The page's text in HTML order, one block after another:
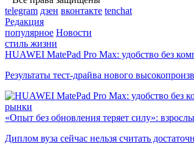
telegram дзен вконтакте tenchat
Редакция
популярное Новости
стиль жизни
HUAWEI MatePad Pro Max: удобство без
Результаты тест-драйва нового
рынки
«Опыт без обновления теряет силу»:
Диплом вуза сейчас нельзя считать